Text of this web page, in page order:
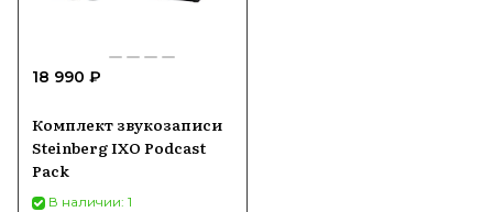
Купить программное обеспечение и
Store с официальной гарантией
производителя и быстрой доставкой по
России.
18 990 ₽
Комплект звукозаписи
Steinberg IXO Podcast
Pack
В наличии: 1